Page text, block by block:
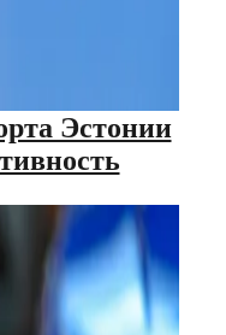
Эстонии